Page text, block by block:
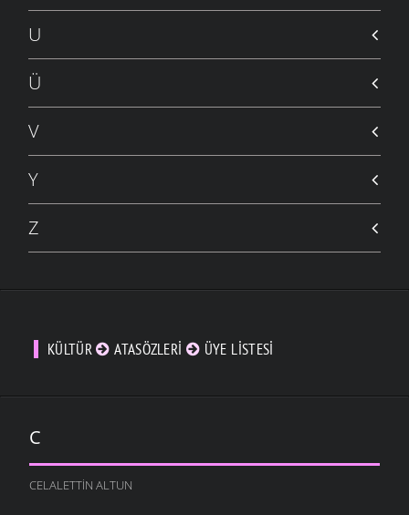
U
Ü
V
Y
Z
KÜLTÜR ATASÖZLERI ÜYE LISTESI
C
CELALETTIN ALTUN